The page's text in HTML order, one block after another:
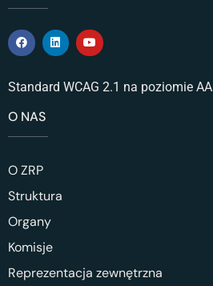
Standard WCAG 2.1 na poziomie AA
O NAS
O ZRP
Struktura
Organy
Komisje
Reprezentacja zewnętrzna